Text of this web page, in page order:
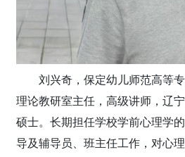
刘兴奇，保定幼儿师范高等
理论教研室主任，高级讲师，辽
硕士。长期担任学校学前心理学
导及辅导员、班主任工作，对心